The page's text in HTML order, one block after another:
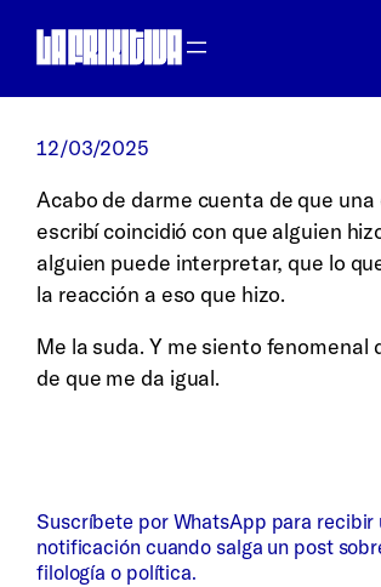
12/03/2025
Acabo de darme cuenta de que una
escribí coincidió con que alguien
alguien puede interpretar, que lo
la reacción a eso que hizo.
Me la suda. Y me siento fenomenal
de que me da igual.
Suscríbete por WhatsApp para recibir
notificación cuando salga un post
filología o política.